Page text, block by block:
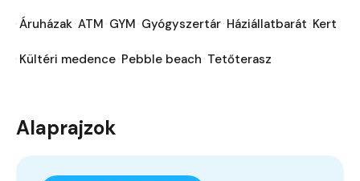
Áruházak ATM GYM Gyógyszertár Háziállatbarát Kert
Kültéri medence Pebble beach Tetőterasz
Alaprajzok